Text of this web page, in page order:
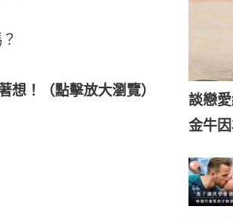
！（點擊放大瀏覽）
談戀
金牛